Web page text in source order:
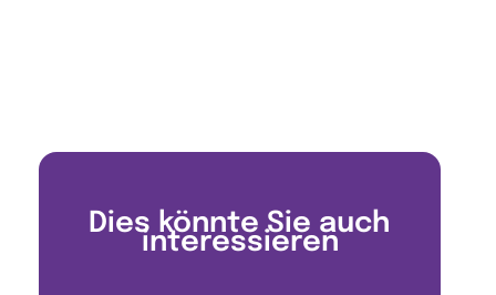
Dies könnte Sie auch
interessieren